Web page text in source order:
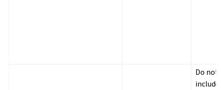
Do not
include